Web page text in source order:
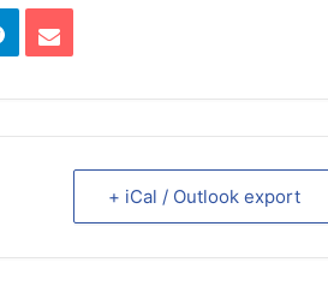
+ iCal / Outlook export